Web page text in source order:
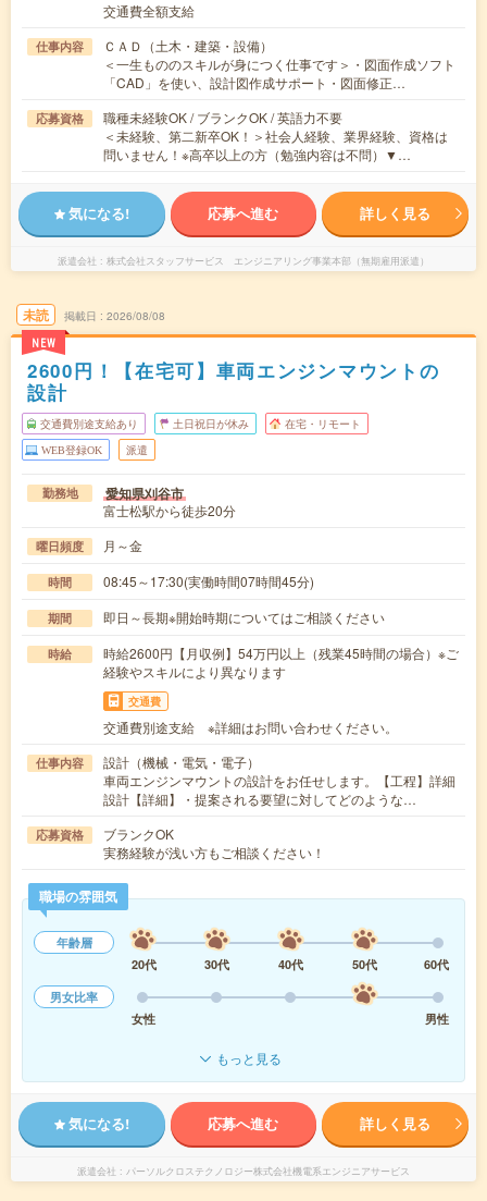
交通費全額支給
仕事内容
ＣＡＤ（土木・建築・設備）
＜一生もののスキルが身につく仕事です＞・図面作成ソフト
「CAD」を使い、設計図作成サポート・図面修正…
応募資格
職種未経験OK / ブランクOK / 英語力不要
＜未経験、第二新卒OK！＞社会人経験、業界経験、資格は
問いません！※高卒以上の方（勉強内容は不問）▼…
気になる! 応募へ進む 詳しく見る
派遣会社 株式会社スタッフサービス エンジニアリング事業本部（無期雇用派遣）
未読
NEW
掲載日 2026/08/08
2600円！【在宅可】車両エンジンマウントの
設計
交通費別途支給あり 土日祝日が休み 在宅・リモート
WEB登録OK 派遣
勤務地 愛知県刈谷市
富士松駅から徒歩20分
曜日頻度 月～金
時間 08:45～17:30(実働時間07時間45分)
期間 即日～長期※開始時期についてはご相談ください
時給
時給2600円【月収例】54万円以上（残業45時間の場合）※ご
経験やスキルにより異なります
交通費
交通費別途支給 ※詳細はお問い合わせください。
仕事内容
設計（機械・電気・電子）
車両エンジンマウントの設計をお任せします。【工程】詳細
設計【詳細】・提案される要望に対してどのような…
応募資格
ブランクOK
実務経験が浅い方もご相談ください！
職場の雰囲気
年齢層
20代
30代 40代 50代
60代
男女比率
女性
男性
もっと見る
気になる! 応募へ進む 詳しく見る
派遣会社 パーソルクロステクノロジー株式会社機電系エンジニアサービス